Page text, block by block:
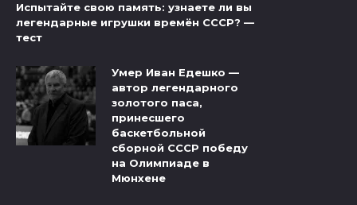
Испытайте свою память: узнаете ли вы
легендарные игрушки времён СССР? —
тест
Умер Иван Едешко —
автор легендарного
золотого паса,
принесшего
баскетбольной
сборной СССР победу
на Олимпиаде в
Мюнхене